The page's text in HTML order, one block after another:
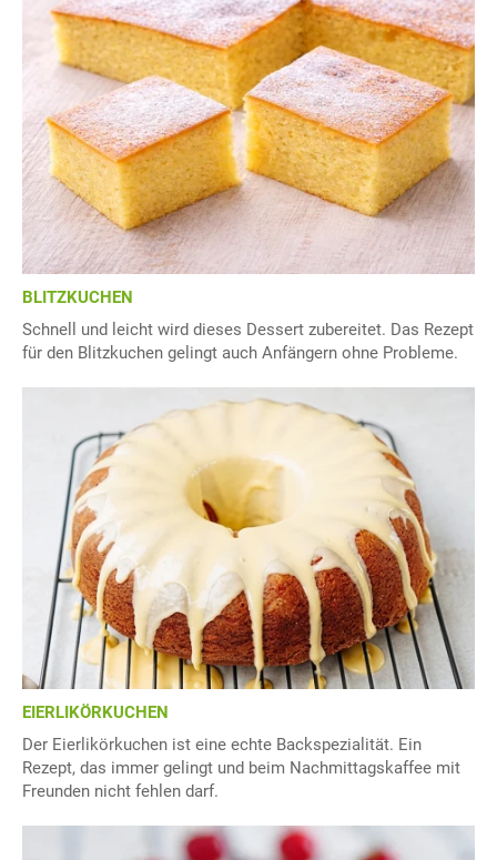
BLITZKUCHEN
Schnell und leicht wird dieses Dessert zubereitet. Das Rezept
für den Blitzkuchen gelingt auch Anfängern ohne Probleme.
EIERLIKÖRKUCHEN
Der Eierlikörkuchen ist eine echte Backspezialität. Ein
Rezept, das immer gelingt und beim Nachmittagskaffee mit
Freunden nicht fehlen darf.